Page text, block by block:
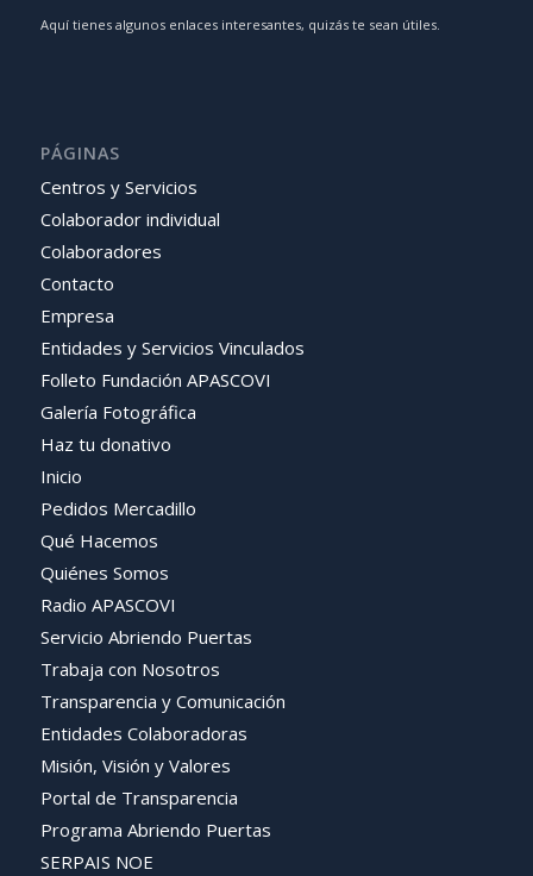
Aquí tienes algunos enlaces interesantes, quizás te sean útiles.
PÁGINAS
Centros y Servicios
Colaborador individual
Colaboradores
Contacto
Empresa
Entidades y Servicios Vinculados
Folleto Fundación APASCOVI
Galería Fotográfica
Haz tu donativo
Inicio
Pedidos Mercadillo
Qué Hacemos
Quiénes Somos
Radio APASCOVI
Servicio Abriendo Puertas
Trabaja con Nosotros
Transparencia y Comunicación
Entidades Colaboradoras
Misión, Visión y Valores
Portal de Transparencia
Programa Abriendo Puertas
SERPAIS NOE